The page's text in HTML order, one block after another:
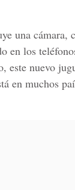
una cámara,
en los
este nuevo
en muchos